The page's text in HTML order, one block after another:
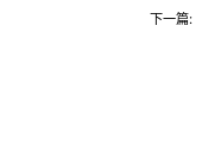
下一篇: